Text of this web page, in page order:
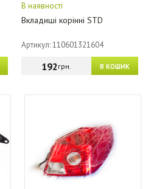
В наявності
Вкладиші корінні STD
Артикул: 110601321604
В КОШИК
192грн.